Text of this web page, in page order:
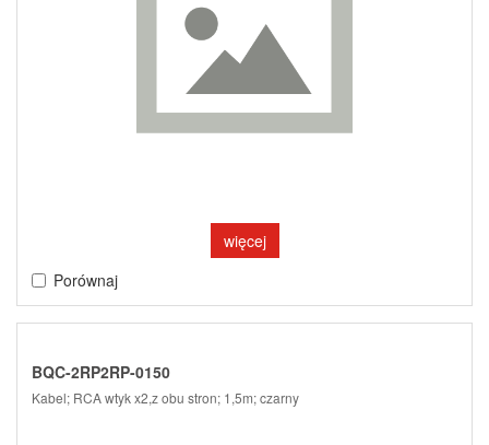
więcej
Porównaj
BQC-2RP2RP-0150
Kabel; RCA wtyk x2,z obu stron; 1,5m; czarny